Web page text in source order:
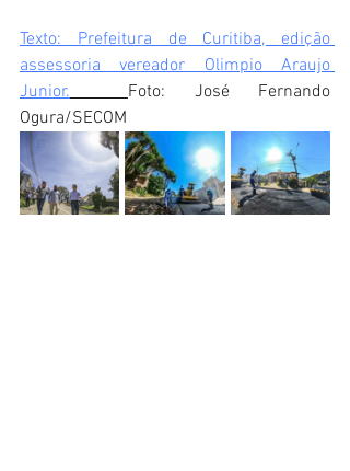
Texto: Prefeitura de Curitiba, edição
assessoria vereador Olimpio Araujo
Junior.
Foto: José Fernando
Ogura/SECOM